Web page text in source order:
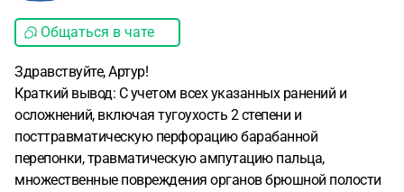
Осколочное слепое ранение таза с
от 28.11.2025. Посттравматическая
барабанной перепонки слева с восприятием разговорной
речи 3,5м.
Общаться в чате
Здравствуйте, Артур!
Краткий вывод: С учетом всех указанных ранений и
осложнений, включая тугоухость 2 степени и
посттравматическую перфорацию барабанной
перепонки, травматическую ампутацию пальца,
множественные повреждения органов брюшной полости